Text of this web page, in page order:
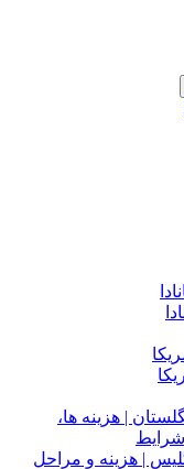
| هزینه ها،
| هزینه و مراحل